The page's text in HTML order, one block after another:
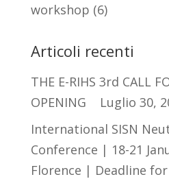
workshop (6)
Articoli recenti
THE E-RIHS 3rd CALL
OPENING
Luglio 30,
International SISN
Conference | 18-21
Florence | Deadline